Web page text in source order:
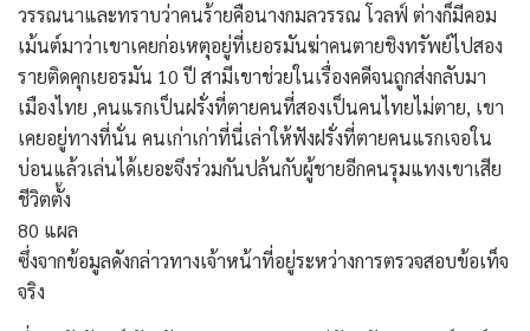
วรรณนาและทราบว่าคนร้ายคือนางกมลวรรณ โวลฟ์ ต่างก็มีคอม
เม้นต์มาว่าเขาเคยก่อเหตุอยู่ที่เยอรมันฆ่าคนตายชิงทรัพย์ไปสอง
รายติดคุกเยอรมัน 10 ปี สามีเขาช่วยในเรื่องคดีจนถูกส่งกลับมา
เมืองไทย ,คนแรกเป็นฝรั่งที่ตายคนที่สองเป็นคนไทยไม่ตาย, เขา
เคยอยู่ทางที่นั่น คนเก่าเก่าที่นี่เล่าให้ฟังฝรั่งที่ตายคนแรกเจอใน
บ่อนแล้วเล่นได้เยอะจึงร่วมกันปล้นกับผู้ชายอีกคนรุมแทงเขาเสีย
ชีวิตตั้ง
80 แผล
ซึ่งจากข้อมูลดังกล่าวทางเจ้าหน้าที่อยู่ระหว่างการตรวจสอบข้อเท็จ
จริง